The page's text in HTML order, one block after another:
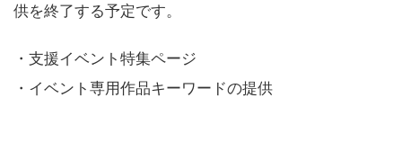
供を終了する予定です。
・支援イベント特集ページ
・イベント専用作品キーワードの提供